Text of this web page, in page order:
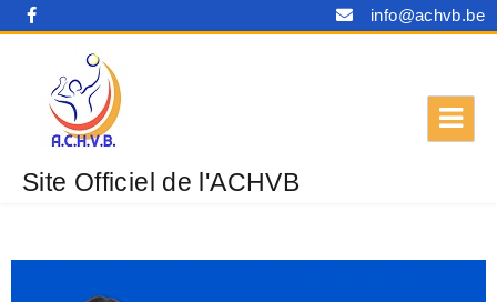
info@achvb.be
Site Officiel de l'ACHVB